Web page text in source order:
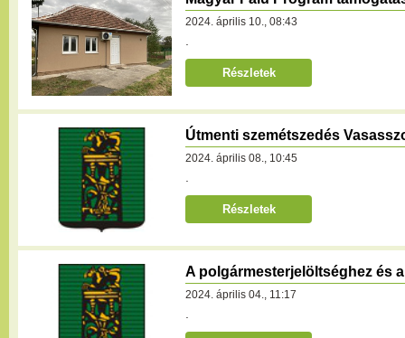
2024. április 10., 08:43
Részletek
Útmenti szemétszedés
2024. április 08., 10:45
Részletek
A polgármesterjelöltséghez és
2024. április 04., 11:17